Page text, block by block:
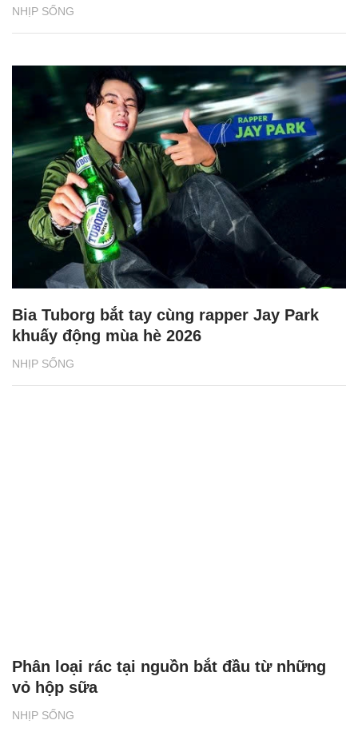
NHỊP SỐNG
NHỊP SỐNG
Bia Tuborg bắt tay cùng rapper Jay Park
khuấy động mùa hè 2026
NHỊP SỐNG
Phân loại rác tại nguồn bắt đầu từ những
vỏ hộp sữa